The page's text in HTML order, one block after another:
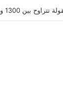
بين 1300 و1700 دينار